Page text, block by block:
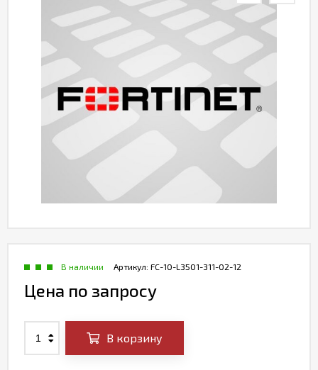
Артикул: FC-10-L3501-311-02-12
В наличии
Цена по запросу
В корзину